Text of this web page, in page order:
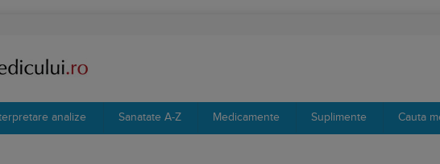
analize Sanatate A-Z Medicamente Suplimente Cauta